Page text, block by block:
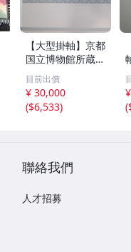
【大型掛軸】京都
国立博物館所蔵
国宝 天橋立図 雪
舟等楊筆 紙本墨
画 一幅
目前出價
¥ 30,000
($6,533)
(
聯絡我們
人才招募